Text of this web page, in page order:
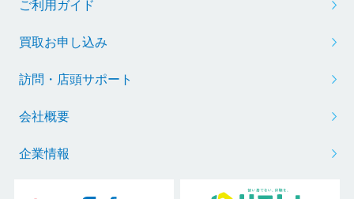
ご利用ガイド
買取お申し込み
訪問・店頭サポート
会社概要
企業情報